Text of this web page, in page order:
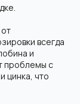
всегда
и
проблемы с
цинка, что